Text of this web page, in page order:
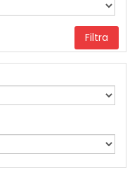
Filtra